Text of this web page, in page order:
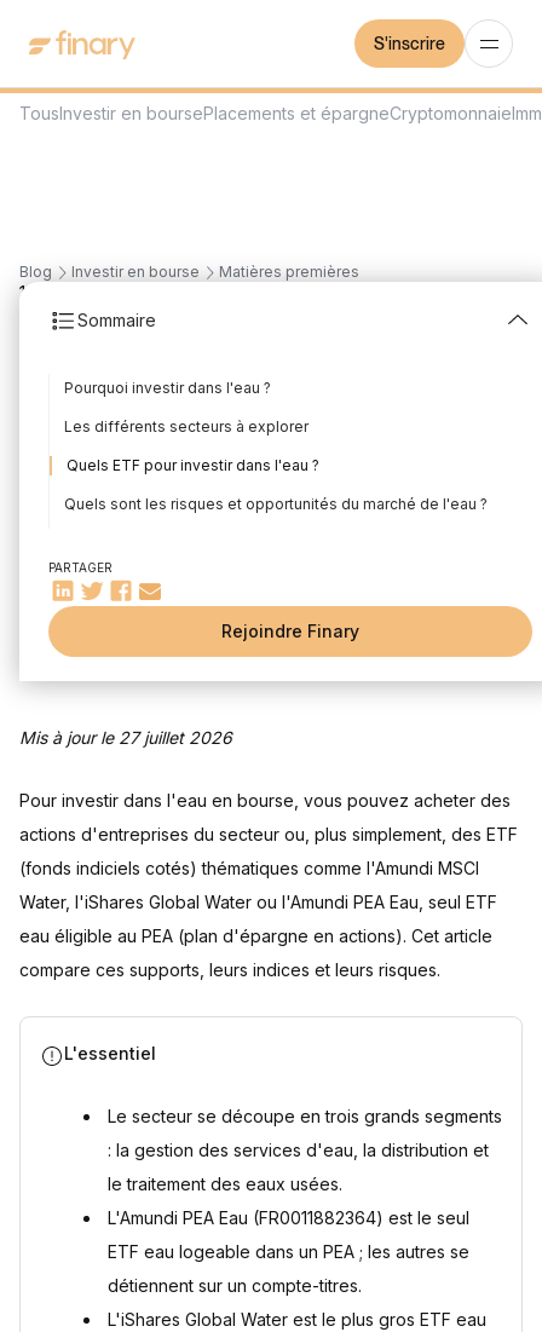
S'inscrire
Blog Investir en bourse Matières premières
Sommaire
Pourquoi investir dans l'eau ?
Les différents secteurs à explorer
Quels ETF pour investir dans l'eau ?
Quels sont les risques et opportunités du marché de l'eau ?
Questions fréquentes
Quelles actions choisir pour investir dans l'eau ?
Est-ce que l'eau est cotée en Bourse ?
Sources
PARTAGER
Rejoindre Finary
12
quelles actions & ETF
en bourse ?
Édité par Florian Corteel
Mis à jour le 27 juillet 2026
Pour investir dans l'eau en bourse, vous pouvez acheter des
actions d'entreprises du secteur ou, plus simplement, des ETF
(fonds indiciels cotés) thématiques comme l'Amundi MSCI
Water, l'iShares Global Water ou l'Amundi PEA Eau, seul ETF
eau éligible au PEA (plan d'épargne en actions). Cet article
compare ces supports, leurs indices et leurs risques.
L'essentiel
Le secteur se découpe en trois grands segments
: la gestion des services d'eau, la distribution et
le traitement des eaux usées.
L'Amundi PEA Eau (FR0011882364) est le seul
ETF eau logeable dans un PEA ; les autres se
détiennent sur un compte-titres.
L'iShares Global Water est le plus gros ETF eau
TousInvestir en boursePlacements et épargneCryptomonnaie